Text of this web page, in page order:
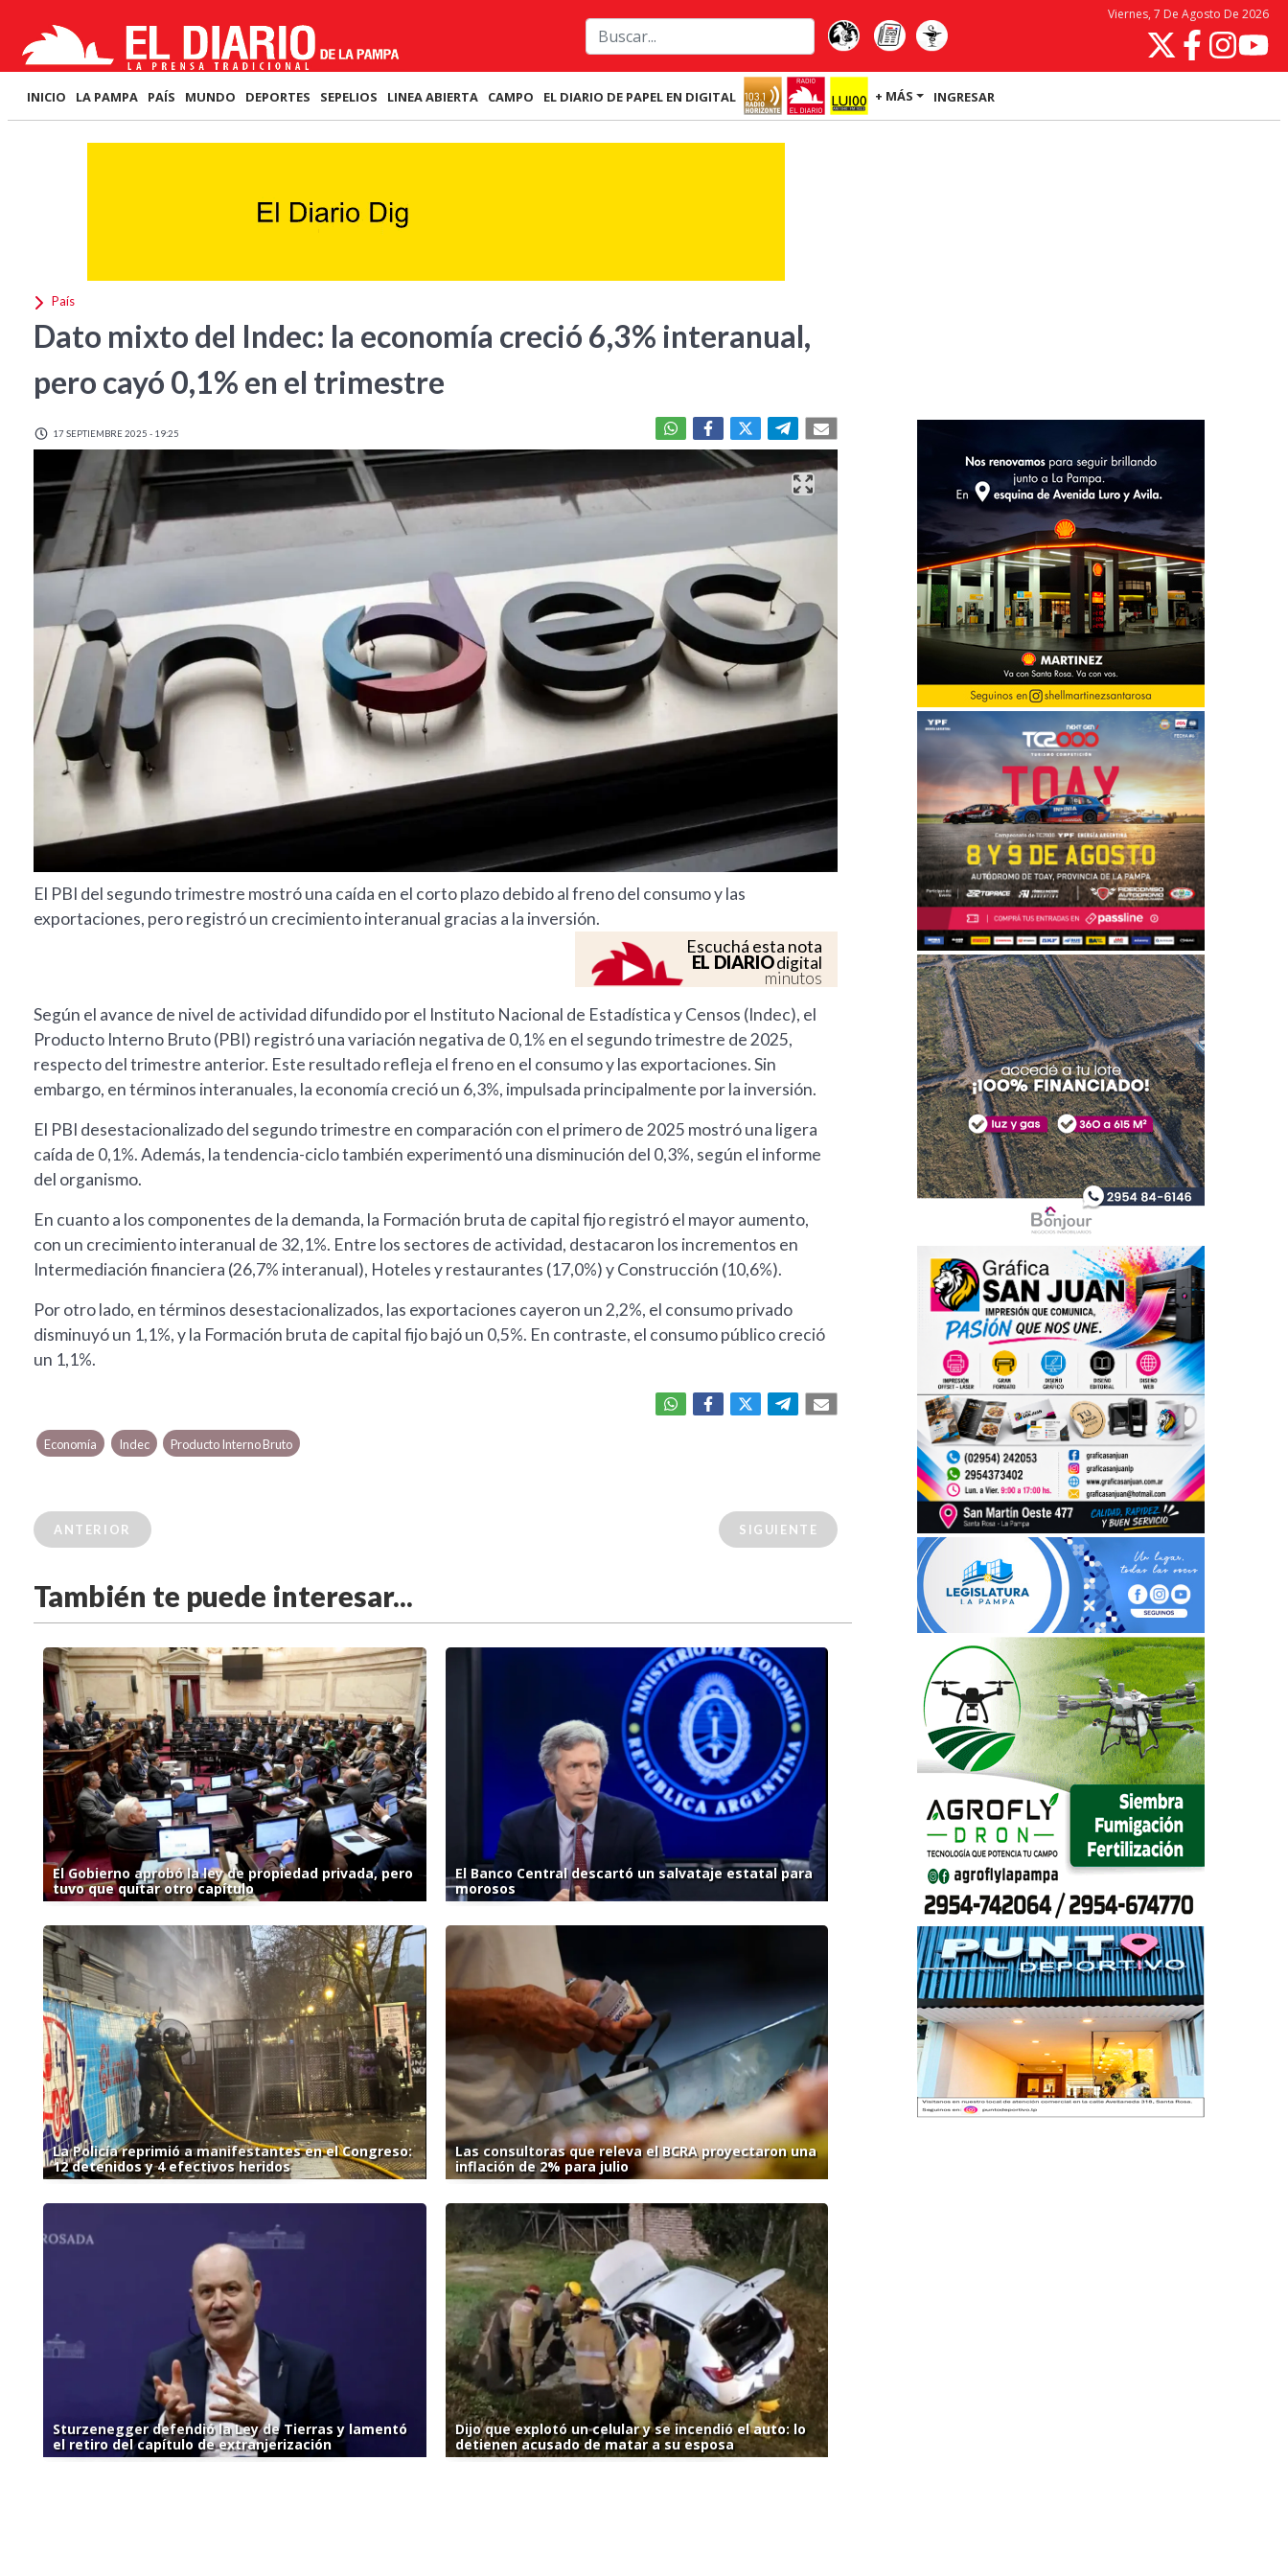
Viernes, 7 De Agosto De 2026
INICIO LA PAMPA PAÍS MUNDO DEPORTES SEPELIOS LINEA ABIERTA CAMPO EL DIARIO DE PAPEL EN DIGITAL + MÁS INGRESAR
País
Dato mixto del Indec: la economía creció 6,3% interanual,
pero cayó 0,1% en el trimestre
17 SEPTIEMBRE 2025 - 19:25
El PBI del segundo trimestre mostró una caída en el corto plazo debido al freno del consumo y las
exportaciones, pero registró un crecimiento interanual gracias a la inversión.
Escuchá esta nota
EL DIARIOdigital
minutos
Según el avance de nivel de actividad difundido por el Instituto Nacional de Estadística y Censos (Indec), el
Producto Interno Bruto (PBI) registró una variación negativa de 0,1% en el segundo trimestre de 2025,
respecto del trimestre anterior. Este resultado refleja el freno en el consumo y las exportaciones. Sin
embargo, en términos interanuales, la economía creció un 6,3%, impulsada principalmente por la inversión.
El PBI desestacionalizado del segundo trimestre en comparación con el primero de 2025 mostró una ligera
caída de 0,1%. Además, la tendencia-ciclo también experimentó una disminución del 0,3%, según el informe
del organismo.
En cuanto a los componentes de la demanda, la Formación bruta de capital fijo registró el mayor aumento,
con un crecimiento interanual de 32,1%. Entre los sectores de actividad, destacaron los incrementos en
Intermediación financiera (26,7% interanual), Hoteles y restaurantes (17,0%) y Construcción (10,6%).
Por otro lado, en términos desestacionalizados, las exportaciones cayeron un 2,2%, el consumo privado
disminuyó un 1,1%, y la Formación bruta de capital fijo bajó un 0,5%. En contraste, el consumo público creció
un 1,1%.
Economía Indec Producto Interno Bruto
ANTERIOR SIGUIENTE
También te puede interesar...
El Gobierno aprobó la ley de propiedad privada, pero
tuvo que quitar otro capítulo
El Banco Central descartó un salvataje estatal para
morosos
La Policía reprimió a manifestantes en el Congreso:
12 detenidos y 4 efectivos heridos
Las consultoras que releva el BCRA proyectaron una
inflación de 2% para julio
Sturzenegger defendió la Ley de Tierras y lamentó
el retiro del capítulo de extranjerización
Dijo que explotó un celular y se incendió el auto: lo
detienen acusado de matar a su esposa